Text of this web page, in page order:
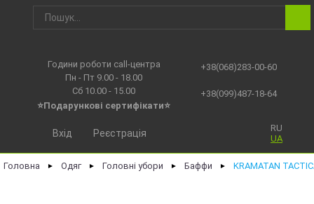
Години роботи call-центра
Пн - Пт 9.00 - 18.00
Сб 10.00 - 15.00
⭐Подарункові сертифікати⭐
+38(068)283-00-60
+38(099)487-18-64
RU
UA
Вхід Реєстрація
Головна ► Одяг ► Головні убори ► Баффи ► KRAMATAN